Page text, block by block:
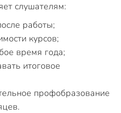
слушателям:
работы;
курсов;
время года;
итоговое
профобразование